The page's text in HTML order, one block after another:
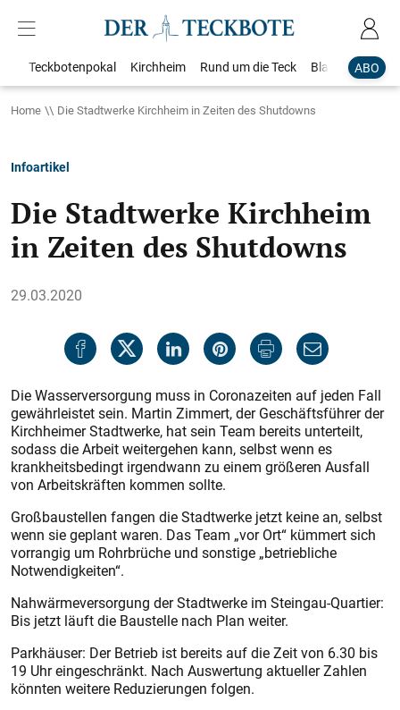
ABO
Teckbotenpokal Kirchheim Rund um die Teck Blaulicht
Home Die Stadtwerke Kirchheim in Zeiten des Shutdowns
Infoartikel
Die Stadtwerke Kirchheim
in Zeiten des Shutdowns
29.03.2020
Die Wasserversorgung muss in Coronazeiten auf jeden Fall
gewährleistet sein. Martin Zimmert, der Geschäftsführer der
Kirchheimer Stadtwerke, hat sein Team bereits unterteilt,
sodass die Arbeit weitergehen kann, selbst wenn es
krankheitsbedingt irgendwann zu einem größeren Ausfall
von Arbeitskräften kommen sollte.
Großbaustellen fangen die Stadtwerke jetzt keine an, selbst
wenn sie geplant waren. Das Team „vor Ort“ kümmert sich
vorrangig um Rohrbrüche und sonstige „betriebliche
Notwendigkeiten“.
Nahwärmeversorgung der Stadtwerke im Steingau-Quartier:
Bis jetzt läuft die Baustelle nach Plan weiter.
Parkhäuser: Der Betrieb ist bereits auf die Zeit von 6.30 bis
19 Uhr eingeschränkt. Nach Auswertung aktueller Zahlen
könnten weitere Reduzierungen folgen.